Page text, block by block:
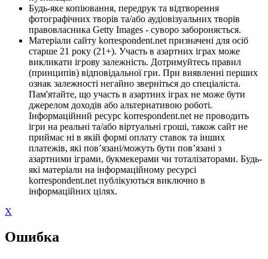
Будь-яке копіювання, передрук та відтворення
фотографічних творів та/або аудіовізуальних творів
правовласника Getty Images - суворо забороняється.
Матеріали сайту korrespondent.net призначені для осіб
старше 21 року (21+). Участь в азартних іграх може
викликати ігрову залежність. Дотримуйтесь правил
(принципів) відповідальної гри. При виявленні перших
ознак залежності негайно зверніться до спеціаліста.
Пам'ятайте, що участь в азартних іграх не може бути
джерелом доходів або альтернативою роботі.
Інформаційний ресурс korrespondent.net не проводить
ігри на реальні та/або віртуальні гроші, також сайт не
приймає ні в якій формі оплату ставок та інших
платежів, які пов’язані/можуть бути пов’язані з
азартними іграми, букмекерами чи тоталізаторами. Будь-
які матеріали на інформаційному ресурсі
korrespondent.net публікуються виключно в
інформаційних цілях.
X
Ошибка